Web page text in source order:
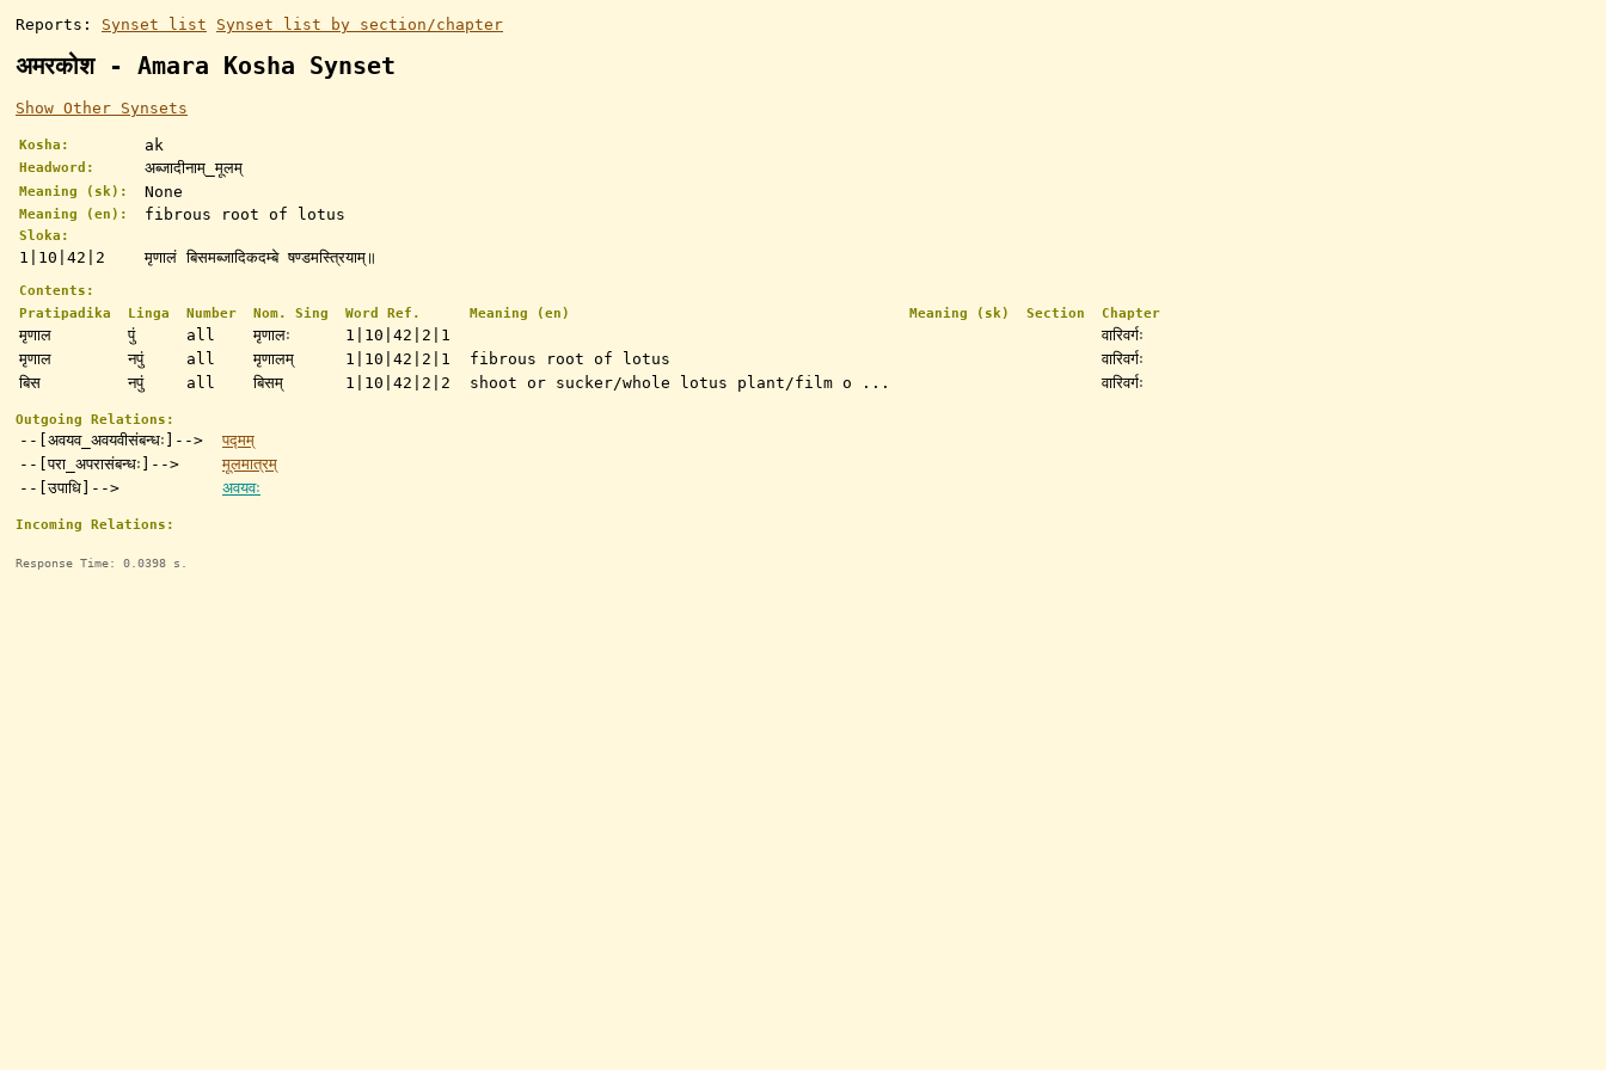
Reports: Synset list Synset list by section/chapter
अमरकोश - Amara Kosha Synset
Show Other Synsets
Kosha: ak
Headword: अब्जादीनाम्_मूलम्
Meaning (sk): None
Meaning (en): fibrous root of lotus
Sloka:
1|10|42|2 मृणालं बिसमब्जादिकदम्बे षण्डमस्त्रियाम्॥
Contents:
Pratipadika
Linga Number Nom. Sing Word Ref. Meaning (en) Meaning (sk) Section Chapter
मृणाल पुं all मृणालः 1|10|42|2|1
वारिवर्गः
मृणाल
नपुं all मृणालम् 1|10|42|2|1 fibrous root of lotus
वारिवर्गः
बिस
नपुं all बिसम् 1|10|42|2|2 shoot or sucker/whole lotus plant/film o ... वारिवर्गः
Outgoing Relations:
--[अवयव_अवयवीसंबन्धः]-->
पद्मम्
--[परा_अपरासंबन्धः]-->
मूलमात्रम्
--[उपाधि]-->
अवयवः
Incoming Relations:
Response Time: 0.0398 s.